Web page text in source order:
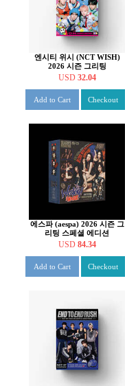
엔시티 위시 (NCT WISH)
2026 시즌 그리팅
USD 32.04
Add to Cart Checkout
에스파 (aespa) 2026 시즌 그
리팅 스페셜 에디션
USD 84.34
Add to Cart Checkout